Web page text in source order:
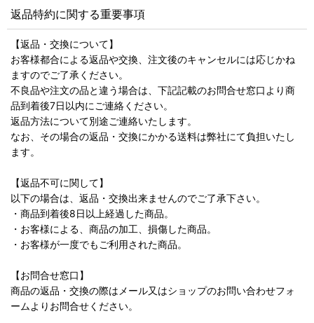
返品特約に関する重要事項
【返品・交換について】
お客様都合による返品や交換、注文後のキャンセルには応じかね
ますのでご了承ください。
不良品や注文の品と違う場合は、下記記載のお問合せ窓口より商
品到着後7日以内にご連絡ください。
返品方法について別途ご連絡いたします。
なお、その場合の返品・交換にかかる送料は弊社にて負担いたし
ます。
【返品不可に関して】
以下の場合は、返品・交換出来ませんのでご了承下さい。
・商品到着後8日以上経過した商品。
・お客様による、商品の加工、損傷した商品。
・お客様が一度でもご利用された商品。
【お問合せ窓口】
商品の返品・交換の際はメール又はショップのお問い合わせフォ
ームよりお問合せください。